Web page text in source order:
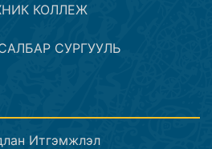
КОЛЛЕЖ
СУРГУУЛЬ
Итгэмжлэл